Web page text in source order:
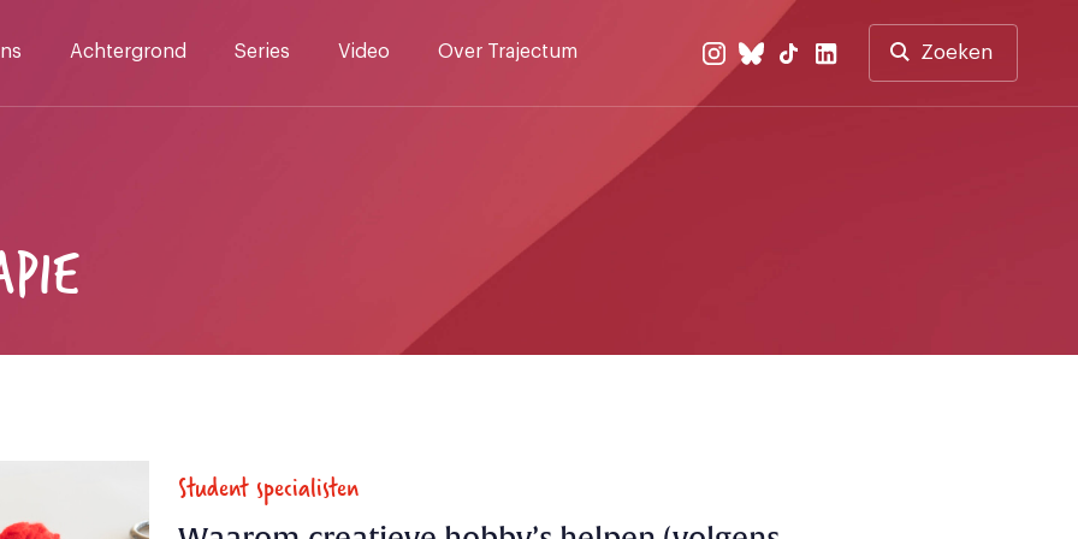
Achtergrond Series Video Over Trajectum Zoeken
Student specialisten